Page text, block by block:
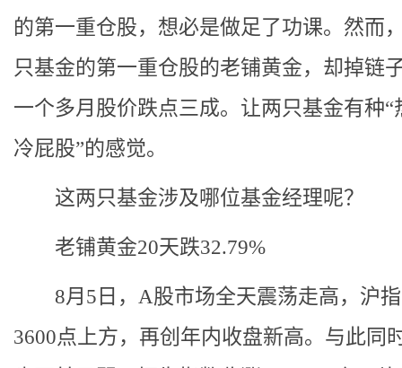
的第一重仓股，想必是做足了功课。然而
只基金的第一重仓股的老铺黄金，却掉链
一个多月股价跌点三成。让两只基金有种“
冷屁股”的感觉。
这两只基金涉及哪位基金经理呢？
老铺黄金20天跌32.79%
8月5日，A股市场全天震荡走高，沪
3600点上方，再创年内收盘新高。与此同